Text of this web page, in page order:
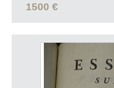
1500 €